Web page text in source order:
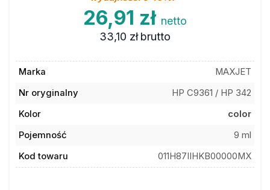
26,91 zł netto
33,10 zł brutto
Marka
MAXJET
Nr oryginalny
HP C9361 / HP 342
Kolor
color
Pojemność
9 ml
Kod towaru
011H87IIHKB00000MX